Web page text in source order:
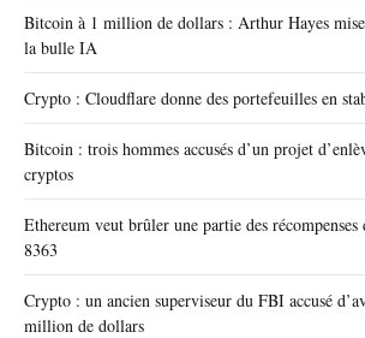
Bitcoin à 1 million de dollars : Arthur Hayes mise
la bulle IA
Crypto : Cloudflare donne des portefeuilles en
Bitcoin : trois hommes accusés d’un projet
cryptos
Ethereum veut brûler une partie des
8363
Crypto : un ancien superviseur du FBI accusé
million de dollars